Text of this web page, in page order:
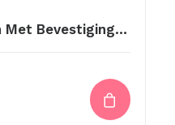
Pannenlappen Lussen Met Bevestiging Schroef Bohemian